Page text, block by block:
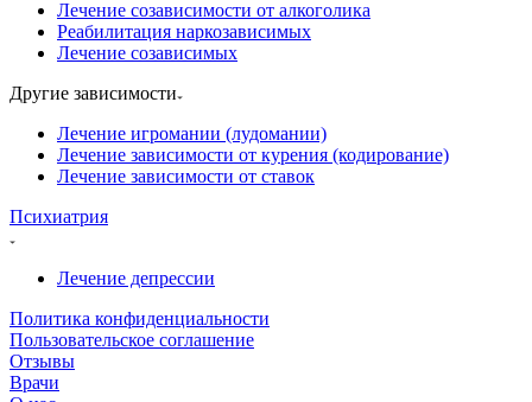
Лечение созависимости от алкоголика
Реабилитация наркозависимых
Лечение созависимых
Другие зависимости
Лечение игромании (лудомании)
Лечение зависимости от курения (кодирование)
Лечение зависимости от ставок
Психиатрия
Лечение депрессии
Политика конфиденциальности
Пользовательское соглашение
Отзывы
Врачи